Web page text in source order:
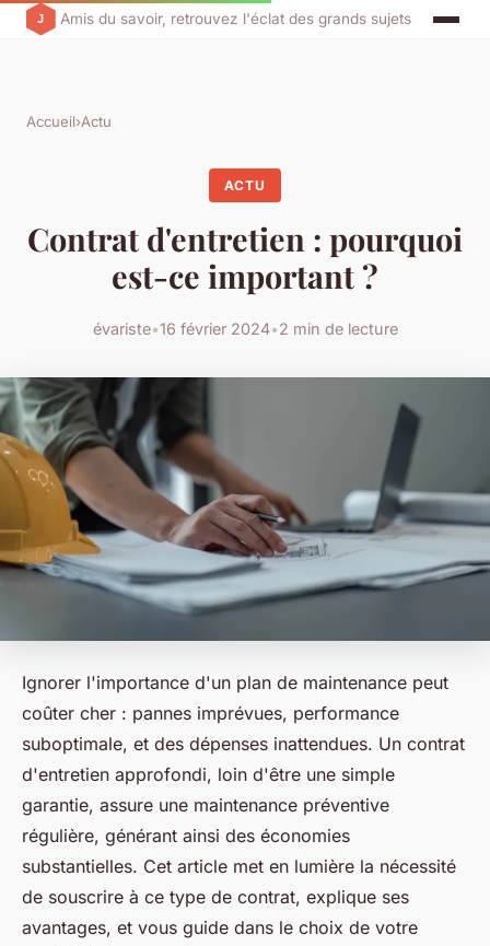
Amis du savoir, retrouvez l'éclat des grands sujets
Accueil›Actu
ACTU
Contrat d'entretien : pourquoi
est-ce important ?
évariste•16 février 2024•2 min de lecture
Ignorer l'importance d'un plan de maintenance peut
coûter cher : pannes imprévues, performance
suboptimale, et des dépenses inattendues. Un contrat
d'entretien approfondi, loin d'être une simple
garantie, assure une maintenance préventive
régulière, générant ainsi des économies
substantielles. Cet article met en lumière la nécessité
de souscrire à ce type de contrat, explique ses
avantages, et vous guide dans le choix de votre